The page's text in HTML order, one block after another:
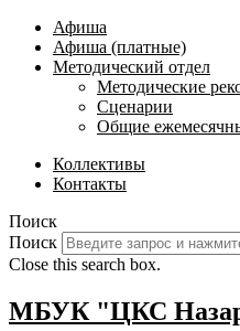
Афиша
Афиша (платные)
Методический отдел
Методические
Сценарии
Общие
Коллективы
Контакты
Поиск
Поиск
Close this search box.
МБУК "ЦКС